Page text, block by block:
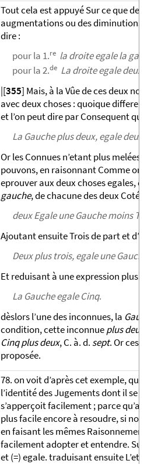
Tout cela est appuyé Sur ce que des
augmentations ou des diminutions
dire :
pour la 1.re la droite egale la
pour la 2.de La droite egale deux
|[355] Mais, à la Vûe de ces deux
avec deux choses : quoique
et l’on peut dire par Consequent que :
La Gauche plus deux, egale deux
Or les Connues n’etant plus
pouvons, en raisonnant Comme on
eprouver aux deux choses egales,
gauche, de chacune des deux
deux Egale une Gauche moins
Ajoutant ensuite Trois de part et
Deux plus trois, egale une
Et reduisant à une expression plus |[
La Gauche egale Cinq.
dèslors l’une des inconnues, la
condition, cette inconnueplus deux
Cinq plus deux, C. à. d. sept. Or ces
proposée.
78. on voit d’après cet exemple,
l’identité des Jugements dont il se
s’apperçoit facilement ; parce
plus facile encore à resoudre, si
en faisant les mêmes
facilement adopter et entendre.
et (=) egale. traduisant ensuite